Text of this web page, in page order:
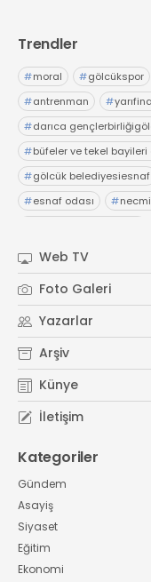
Trendler
#moral #gölcükspor
#antrenman #
#darıca
#büfeler ve tekel bayileri
#gölcük belediyesiesnaf
#esnaf odası #
Web TV
Foto Galeri
Yazarlar
Arşiv
Künye
İletişim
Kategoriler
Gündem
Asayiş
Siyaset
Eğitim
Ekonomi